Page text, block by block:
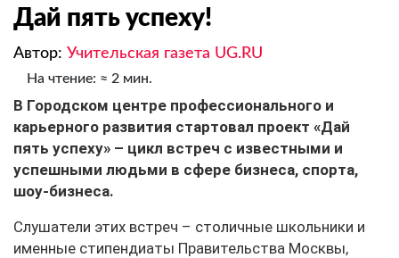
Дай пять успеху!
Автор: Учительская газета UG.RU
На чтение: ≈ 2 мин.
​В Городском центре профессионального и
карьерного развития стартовал проект «Дай
пять успеху» – цикл встреч с известными и
успешными людьми в сфере бизнеса, спорта,
шоу-бизнеса.
Слушатели этих встреч – столичные школьники и
именные стипендиаты Правительства Москвы,